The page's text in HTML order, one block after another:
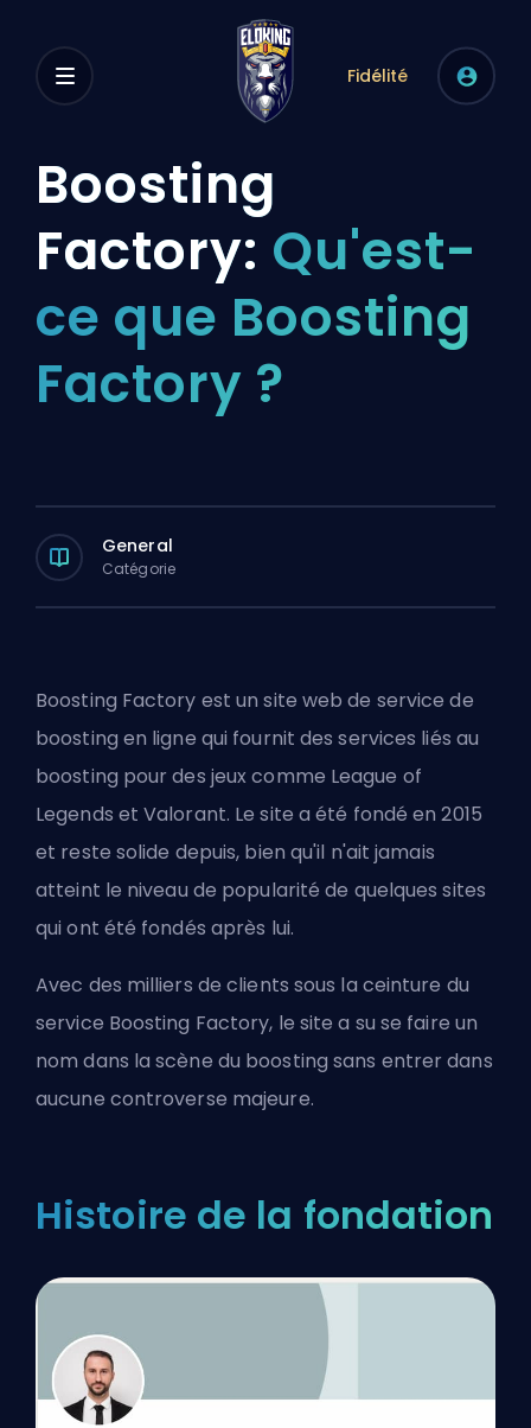
Fidélité
Boosting
Factory: Qu'est-
ce que Boosting
Factory ?
General
Catégorie
Boosting Factory est un site web de service de
boosting en ligne qui fournit des services liés au
boosting pour des jeux comme League of
Legends et Valorant. Le site a été fondé en 2015
et reste solide depuis, bien qu'il n'ait jamais
atteint le niveau de popularité de quelques sites
qui ont été fondés après lui.
Avec des milliers de clients sous la ceinture du
service Boosting Factory, le site a su se faire un
nom dans la scène du boosting sans entrer dans
aucune controverse majeure.
Histoire de la fondation